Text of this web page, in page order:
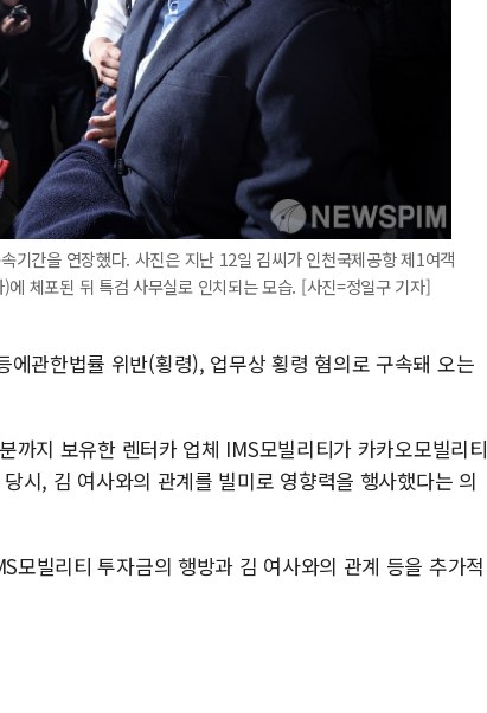
기간을 연장했다. 사진은 지난 12일 김씨가 인천국제공항 제1여객
체포된 뒤 특검 사무실로 인치되는 모습. [사진=정일구 기자]
관한법률 위반(횡령), 업무상 횡령 혐의로 구속돼 오는
까지 보유한 렌터카 업체 IMS모빌리티가 카카오모빌리티
시, 김 여사와의 관계를 빌미로 영향력을 행사했다는 의
모빌리티 투자금의 행방과 김 여사와의 관계 등을 추가적